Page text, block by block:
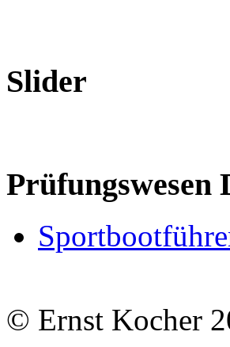
Slider
Prüfungswesen
© Ernst Kocher